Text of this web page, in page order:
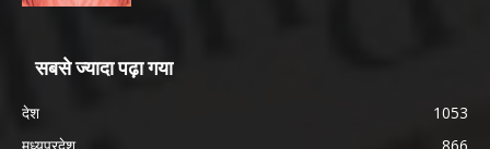
सबसे ज्यादा पढ़ा गया
देश
1053
मध्यप्रदेश
866